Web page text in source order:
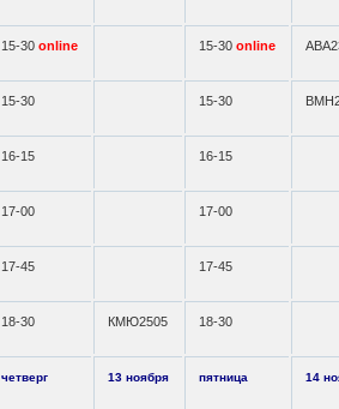
15-30online 15-30online
15-30 15-30
16-15 16-15
17-00 17-00
17-45 17-45
18-30 КМЮ2505 18-30
четверг 13 ноября пятница 14